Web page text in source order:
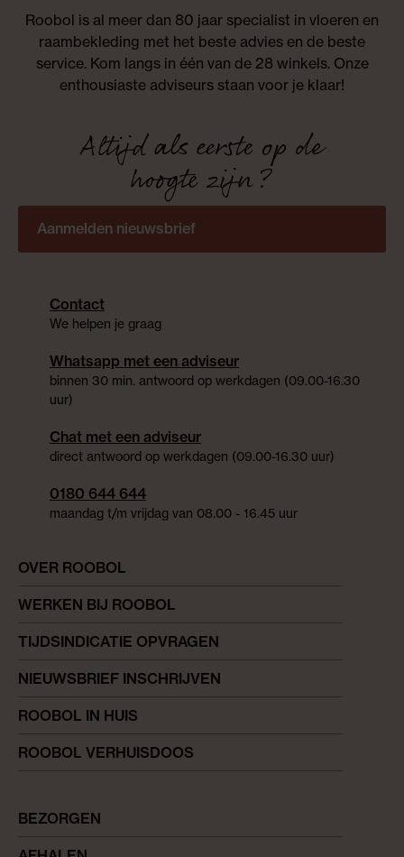
Roobol is al meer dan 80 jaar specialist in vloeren en
raambekleding met het beste advies en de beste
service. Kom langs in één van de 28 winkels. Onze
enthousiaste adviseurs staan voor je klaar!
Altijd als eerste op de
hoogte zijn?
Aanmelden nieuwsbrief
OVER ROOBOL
WERKEN BIJ ROOBOL
TIJDSINDICATIE OPVRAGEN
NIEUWSBRIEF INSCHRIJVEN
ROOBOL IN HUIS
ROOBOL VERHUISDOOS
BEZORGEN
Contact
We helpen je graag
Whatsapp met een adviseur
binnen 30 min. antwoord op werkdagen (09.00-16.30
uur)
Chat met een adviseur
direct antwoord op werkdagen (09.00-16.30 uur)
0180 644 644
maandag t/m vrijdag van 08.00 - 16.45 uur